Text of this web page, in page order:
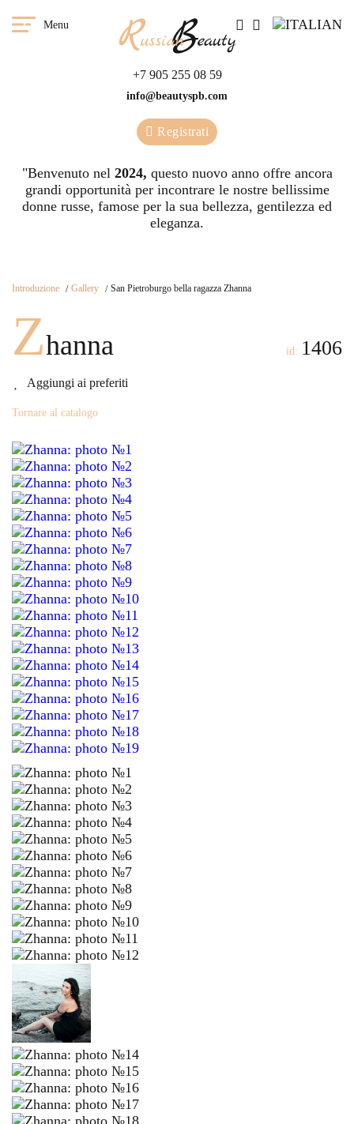
Menu
+7 905 255 08 59
info@beautyspb.com
Registrati
"Benvenuto nel 2024, questo nuovo anno offre ancora
grandi opportunità per incontrare le nostre bellissime
donne russe, famose per la sua bellezza, gentilezza ed
eleganza.
Introduzione Gallery San Pietroburgo bella ragazza Zhanna
Zhanna
Aggiungi ai preferiti
id: 1406
Tornare al catalogo